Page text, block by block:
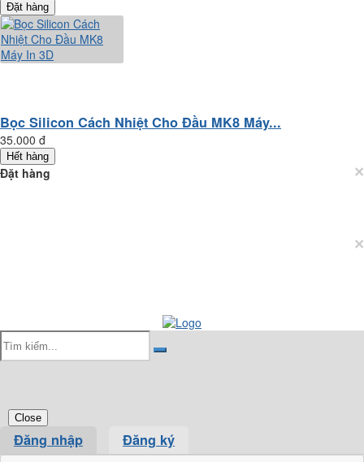
Đặt hàng
Bọc Silicon Cách Nhiệt Cho Đầu MK8 Máy...
35.000 đ
Hết hàng
×
Đặt hàng
×
Close
Đăng nhập Đăng ký